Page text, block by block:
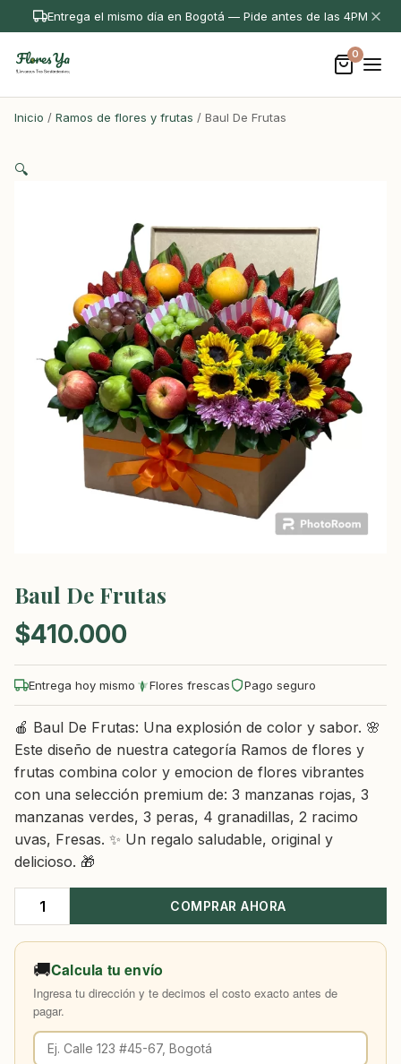
Entrega el mismo día en Bogotá — Pide antes de las 4PM
0
Inicio / Ramos de flores y frutas / Baul De Frutas
🔍
Baul De Frutas
$410.000
Entrega hoy mismo Flores frescas Pago seguro
🍎 Baul De Frutas: Una explosión de color y sabor. 🌸
Este diseño de nuestra categoría Ramos de flores y
frutas combina color y emocion de flores vibrantes
con una selección premium de: 3 manzanas rojas, 3
manzanas verdes, 3 peras, 4 granadillas, 2 racimo
uvas, Fresas. ✨ Un regalo saludable, original y
delicioso. 🎁
Baul
De
Frutas
COMPRAR AHORA
🚚Calcula tu envío
Ingresa tu dirección y te decimos el costo exacto antes de
pagar.